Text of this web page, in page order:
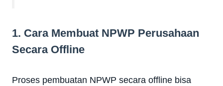
1. Cara Membuat NPWP Perusahaan
Secara Offline
Proses pembuatan NPWP secara offline bisa